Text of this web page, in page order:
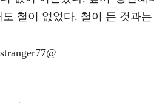
철이 없었다. 철이 든 것과